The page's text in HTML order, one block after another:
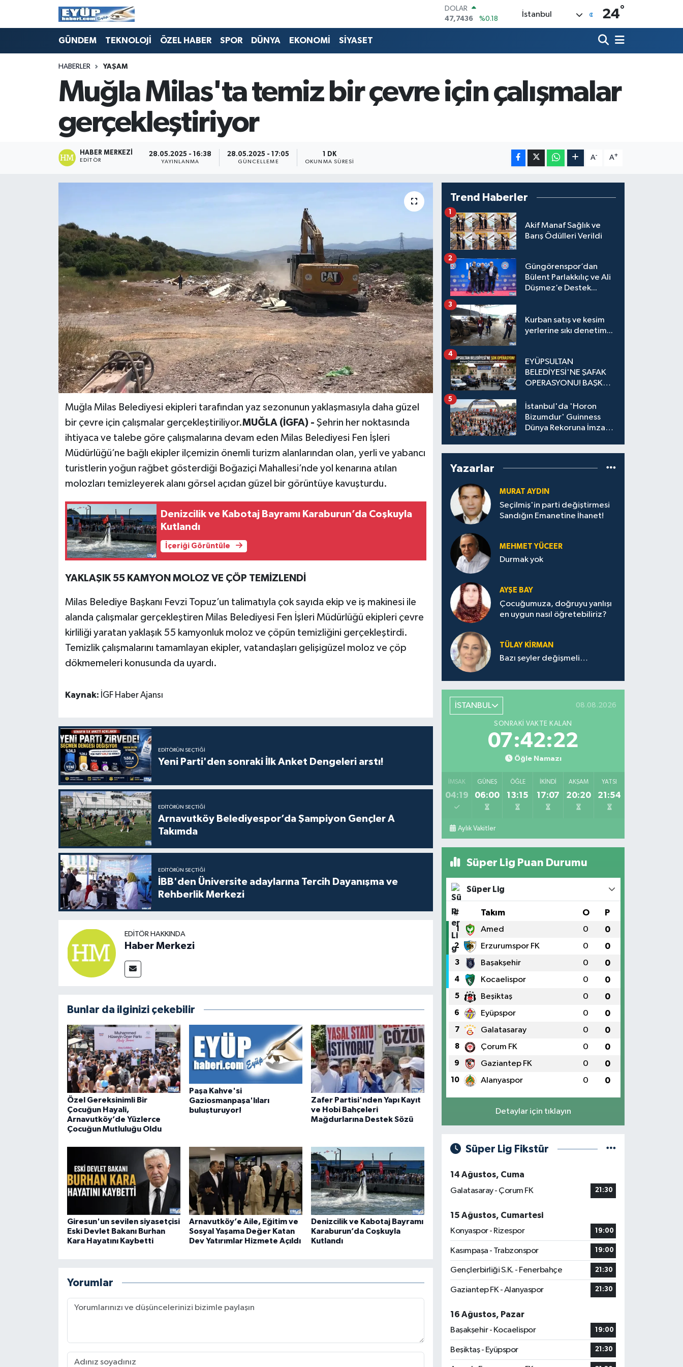
DOLAR
47,7436
%0.18
EURO
6660.55
BİST100
13.779
%-14
İstanbul 24°
GÜNDEM TEKNOLOJİ ÖZEL HABER SPOR DÜNYA EKONOMİ SİYASET
HABERLER YAŞAM
Muğla Milas'ta temiz bir çevre için çalışmalar
gerçekleştiriyor
HABER MERKEZI
EDITÖR
28.05.2025 - 16:38
YAYINLANMA
28.05.2025 - 17:05
GÜNCELLEME
1 DK
OKUNMA SÜRESI
A- A+
Muğla Milas Belediyesi ekipleri tarafından yaz sezonunun yaklaşmasıyla daha güzel
bir çevre için çalışmalar gerçekleştiriliyor.MUĞLA (İGFA) - Şehrin her noktasında
ihtiyaca ve talebe göre çalışmalarına devam eden Milas Belediyesi Fen İşleri
Müdürlüğü’ne bağlı ekipler ilçemizin önemli turizm alanlarından olan, yerli ve yabancı
turistlerin yoğun rağbet gösterdiği Boğaziçi Mahallesi’nde yol kenarına atılan
molozları temizleyerek alanı görsel açıdan güzel bir görüntüye kavuşturdu.
Denizcilik ve Kabotaj Bayramı Karaburun’da Coşkuyla
Kutlandı
İçeriği Görüntüle
YAKLAŞIK 55 KAMYON MOLOZ VE ÇÖP TEMİZLENDİ
Milas Belediye Başkanı Fevzi Topuz’un talimatıyla çok sayıda ekip ve iş makinesi ile
alanda çalışmalar gerçekleştiren Milas Belediyesi Fen İşleri Müdürlüğü ekipleri çevre
kirliliği yaratan yaklaşık 55 kamyonluk moloz ve çöpün temizliğini gerçekleştirdi.
Temizlik çalışmalarını tamamlayan ekipler, vatandaşları gelişigüzel moloz ve çöp
dökmemeleri konusunda da uyardı.
Kaynak: İGF Haber Ajansı
EDITÖRÜN SEÇTIĞI
Yeni Parti'den sonraki İlk Anket Dengeleri arstı!
EDITÖRÜN SEÇTIĞI
Arnavutköy Belediyespor’da Şampiyon Gençler A
Takımda
EDITÖRÜN SEÇTIĞI
İBB'den Üniversite adaylarına Tercih Dayanışma ve
Rehberlik Merkezi
EDITÖR HAKKINDA
Haber Merkezi
Bunlar da ilginizi çekebilir
Özel Gereksinimli Bir
Çocuğun Hayali,
Arnavutköy’de Yüzlerce
Çocuğun Mutluluğu Oldu
Paşa Kahve'si
Gaziosmanpaşa'lıları
buluşturuyor!
Zafer Partisi'nden Yapı Kayıt
ve Hobi Bahçeleri
Mağdurlarına Destek Sözü
Giresun'un sevilen siyasetçisi
Eski Devlet Bakanı Burhan
Kara Hayatını Kaybetti
Arnavutköy’e Aile, Eğitim ve
Sosyal Yaşama Değer Katan
Dev Yatırımlar Hizmete Açıldı
Denizcilik ve Kabotaj Bayramı
Karaburun’da Coşkuyla
Kutlandı
Yorumlar
Trend Haberler
Akif Manaf Sağlık ve
Barış Ödülleri Verildi
1
Güngörenspor’dan
Bülent Parlakkılıç ve Ali
Düşmez’e Destek...
2
Kurban satış ve kesim
yerlerine sıkı denetim...
3
EYÜPSULTAN
BELEDİYESİ'NE ŞAFAK
OPERASYONU! BAŞKAN
KALEM MÜDÜRÜ
GÖZALTINDA
4
İstanbul'da 'Horon
Bizumdur' Guinness
Dünya Rekoruna İmza
5
Yazarlar
MURAT AYDIN
Seçilmiş'in parti değiştirmesi
Sandığın Emanetine İhanet!
MEHMET YÜCEER
Durmak yok
AYŞE BAY
Çocuğumuza, doğruyu yanlışı
en uygun nasıl öğretebiliriz?
TÜLAY KİRMAN
Bazı şeyler değişmeli…
İSTANBUL 08.08.2026
SONRAKI VAKTE KALAN
07:42:22
Öğle Namazı
İMSAK
04:19
GÜNEŞ
06:00
ÖĞLE
13:15
İKINDI
17:07
AKŞAM
20:20
YATSI
21:54
Aylık Vakitler
Süper Lig Puan Durumu
Süper Lig
# Takım O P
1 Amed 0 0
2 Erzurumspor FK 0 0
3 Başakşehir 0 0
4 Kocaelispor 0 0
5 Beşiktaş 0 0
6 Eyüpspor 0 0
7 Galatasaray 0 0
8 Çorum FK 0 0
9 Gaziantep FK 0 0
10 Alanyaspor 0 0
Detaylar için tıklayın
Süper Lig Fikstür
14 Ağustos, Cuma
Galatasaray - Çorum FK
21:30
15 Ağustos, Cumartesi
Konyaspor - Rizespor
19:00
Kasımpaşa - Trabzonspor 19:00
Gençlerbirliği S.K. - Fenerbahçe 21:30
Gaziantep FK - Alanyaspor 21:30
16 Ağustos, Pazar
Başakşehir - Kocaelispor
19:00
Beşiktaş - Eyüpspor 21:30